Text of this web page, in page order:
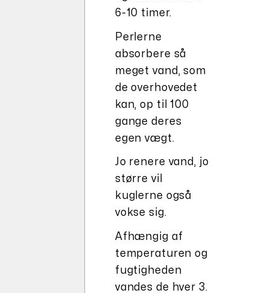
6-10 timer.
Perlerne
absorbere så
meget vand, som
de overhovedet
kan, op til 100
gange deres
egen vægt.
Jo renere vand, jo
større vil
kuglerne også
vokse sig.
Afhængig af
temperaturen og
fugtigheden
vandes de hver 3.